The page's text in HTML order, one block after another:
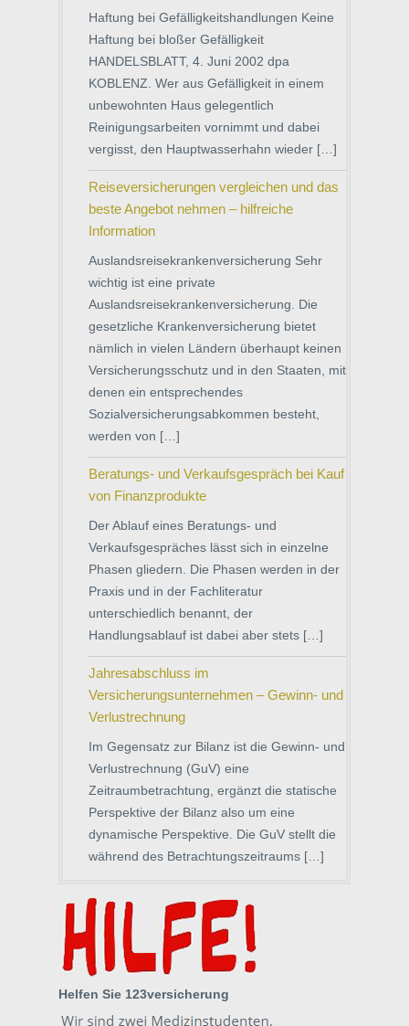
Haftung bei Gefälligkeitshandlungen Keine
Haftung bei bloßer Gefälligkeit
HANDELSBLATT, 4. Juni 2002 dpa
KOBLENZ. Wer aus Gefälligkeit in einem
unbewohnten Haus gelegentlich
Reinigungsarbeiten vornimmt und dabei
vergisst, den Hauptwasserhahn wieder […]
Reiseversicherungen vergleichen und das
beste Angebot nehmen – hilfreiche
Information
Auslandsreisekrankenversicherung Sehr
wichtig ist eine private
Auslandsreisekrankenversicherung. Die
gesetzliche Krankenversicherung bietet
nämlich in vielen Ländern überhaupt keinen
Versicherungsschutz und in den Staaten, mit
denen ein entsprechendes
Sozialversicherungsabkommen besteht,
werden von […]
Beratungs- und Verkaufsgespräch bei Kauf
von Finanzprodukte
Der Ablauf eines Beratungs- und
Verkaufsgespräches lässt sich in einzelne
Phasen gliedern. Die Phasen werden in der
Praxis und in der Fachliteratur
unterschiedlich benannt, der
Handlungsablauf ist dabei aber stets […]
Jahresabschluss im
Versicherungsunternehmen – Gewinn- und
Verlustrechnung
Im Gegensatz zur Bilanz ist die Gewinn- und
Verlustrechnung (GuV) eine
Zeitraumbetrachtung, ergänzt die statische
Perspektive der Bilanz also um eine
dynamische Perspektive. Die GuV stellt die
während des Betrachtungszeitraums […]
Helfen Sie 123versicherung